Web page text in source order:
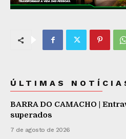
ÚLTIMAS
BARRA DO CAMACHO |
superados
7 de agosto de 2026